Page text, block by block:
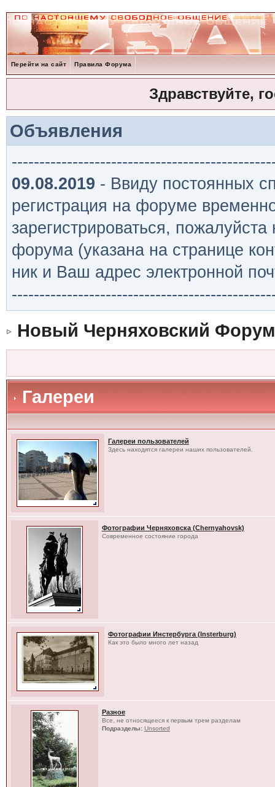
Перейти на сайт Правила Форума
Здравствуйте,
Объявления
09.08.2019 - Ввиду постоянных
регистрация на форуме
зарегистрироваться,
форума (указана на странице
ник и Ваш адрес электронной
Новый Черняховский Форум
Галереи
Галереи пользователей
Здесь находятся галереи наших пользователей.
Фотографии Черняховска (Chernyahovsk)
Современное состояние города
Фотографии Инстербурга (Insterburg)
Как это было много лет назад
Разное
Все, не относящееся к первым трем разделам
Подразделы: Unsorted